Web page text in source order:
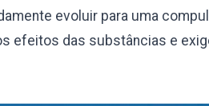
evoluir para uma
efeitos das substâncias e